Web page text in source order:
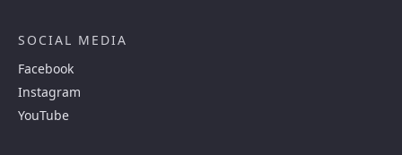
SOCIAL MEDIA
Facebook
Instagram
YouTube